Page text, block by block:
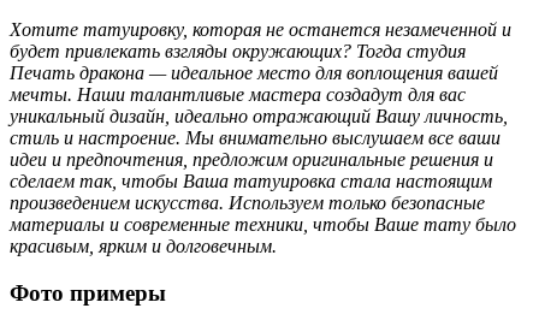
Хотите татуировку, которая не останется незамеченной и
будет привлекать взгляды окружающих? Тогда студия
Печать дракона — идеальное место для воплощения вашей
мечты. Наши талантливые мастера создадут для вас
уникальный дизайн, идеально отражающий Вашу личность,
стиль и настроение. Мы внимательно выслушаем все ваши
идеи и предпочтения, предложим оригинальные решения и
сделаем так, чтобы Ваша татуировка стала настоящим
произведением искусства. Используем только безопасные
материалы и современные техники, чтобы Ваше тату было
красивым, ярким и долговечным.
Фото примеры